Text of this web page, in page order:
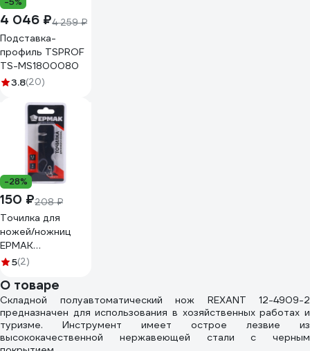
4 046 ₽4 259 ₽
Подставка-
профиль TSPROF
TS-MS1800080
3.8(20)
-28%
150 ₽208 ₽
Точилка для
ножей/ножниц
ЕРМАК
вольфрамовая
9,2x3х1,3см, ABS
пластик 070-011
5(2)
О товаре
Складной полуавтоматический нож REXANT 12-4909-2
предназначен для использования в хозяйственных работах и
туризме. Инструмент имеет острое лезвие из
высококачественной нержавеющей стали с черным